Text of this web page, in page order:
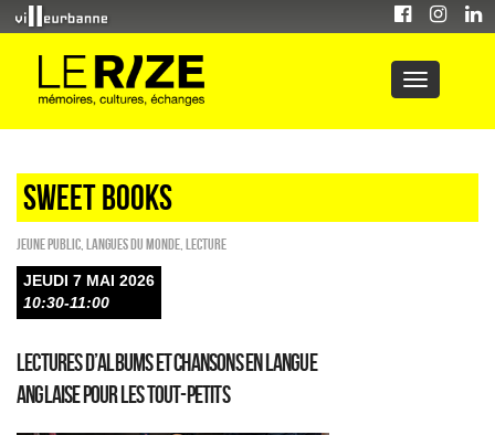
sweet books
Jeune public Langues du monde Lecture
JEUDI 7 MAI 2026
10:30-11:00
Lectures d’albums et chansons en langue
anglaise pour les tout-petits